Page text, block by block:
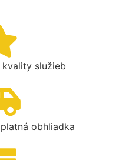
služieb
obhliadka